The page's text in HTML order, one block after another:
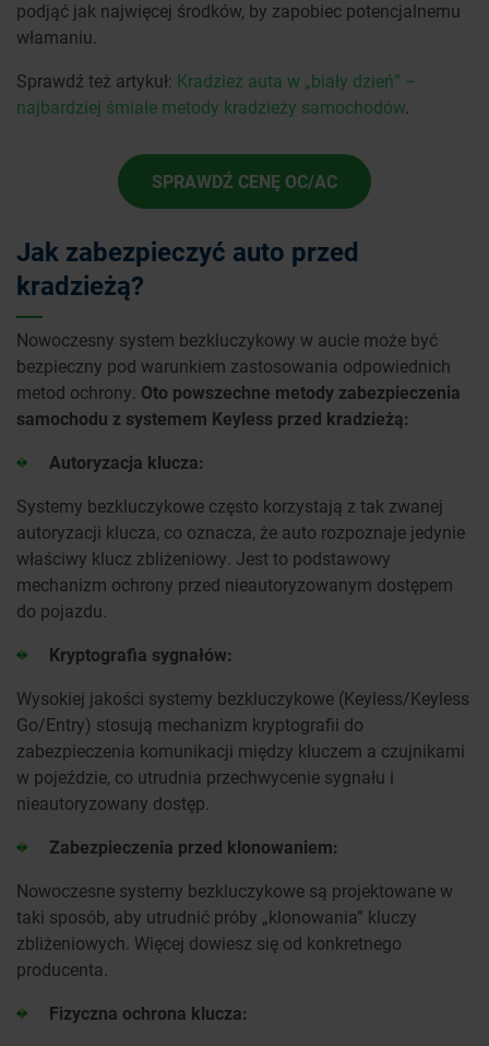
podjąć jak najwięcej środków, by zapobiec potencjalnemu
włamaniu.
Sprawdź też artykuł: Kradzież auta w „biały dzień” –
najbardziej śmiałe metody kradzieży samochodów.
SPRAWDŹ CENĘ OC/AC
Jak zabezpieczyć auto przed
kradzieżą?
Nowoczesny system bezkluczykowy w aucie może być
bezpieczny pod warunkiem zastosowania odpowiednich
metod ochrony. Oto powszechne metody zabezpieczenia
samochodu z systemem Keyless przed kradzieżą:
Autoryzacja klucza:
Systemy bezkluczykowe często korzystają z tak zwanej
autoryzacji klucza, co oznacza, że auto rozpoznaje jedynie
właściwy klucz zbliżeniowy. Jest to podstawowy
mechanizm ochrony przed nieautoryzowanym dostępem
do pojazdu.
Kryptografia sygnałów:
Wysokiej jakości systemy bezkluczykowe (Keyless/Keyless
Go/Entry) stosują mechanizm kryptografii do
zabezpieczenia komunikacji między kluczem a czujnikami
w pojeździe, co utrudnia przechwycenie sygnału i
nieautoryzowany dostęp.
Zabezpieczenia przed klonowaniem:
Nowoczesne systemy bezkluczykowe są projektowane w
taki sposób, aby utrudnić próby „klonowania” kluczy
zbliżeniowych. Więcej dowiesz się od konkretnego
producenta.
Fizyczna ochrona klucza: